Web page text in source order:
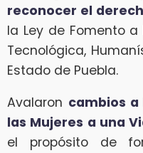
reconocer el
la Ley de Fomento
Tecnológica,
Estado de Puebla.
Avalaron cambios
las Mujeres a una
el propósito de